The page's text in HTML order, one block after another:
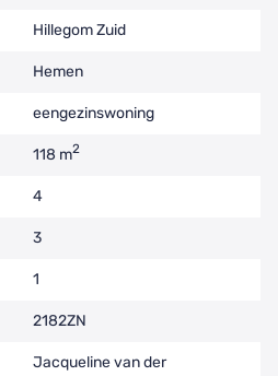
Hillegom Zuid
Hemen
eengezinswoning
118 m2
4
3
1
2182ZN
Jacqueline van der